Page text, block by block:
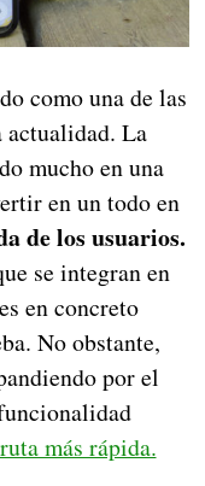
como una de las
actualidad. La
mucho en una
en un todo en
de los usuarios.
se integran en
en concreto
No obstante,
por el
más rápida.